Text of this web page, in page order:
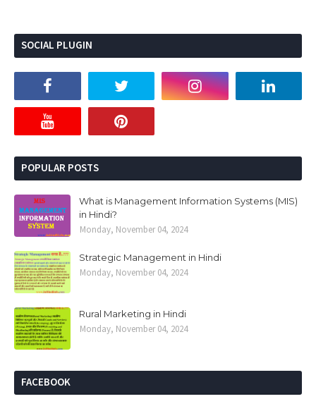
SOCIAL PLUGIN
POPULAR POSTS
What is Management Information Systems (MIS)
in Hindi?
Monday, November 04, 2024
Strategic Management in Hindi
Monday, November 04, 2024
Rural Marketing in Hindi
Monday, November 04, 2024
FACEBOOK